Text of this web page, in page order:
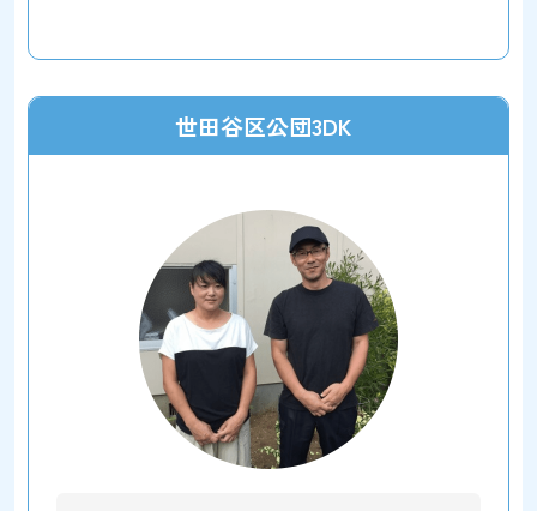
世田谷区公団3DK